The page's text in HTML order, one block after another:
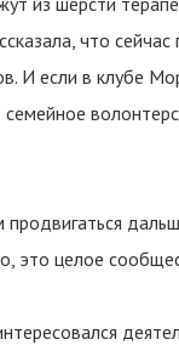
что
И если в клубе
это целое